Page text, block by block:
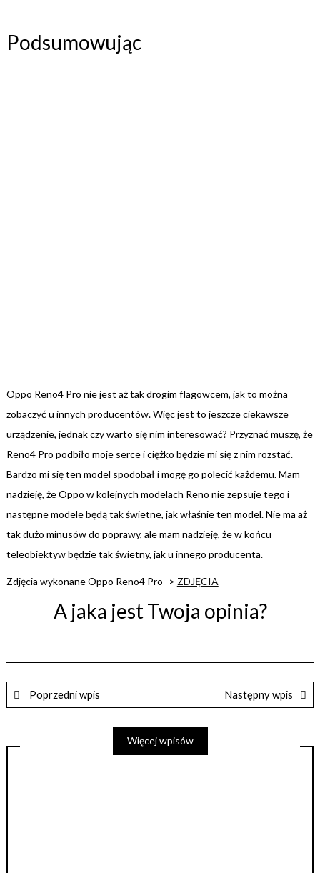
Podsumowując
Oppo Reno4 Pro nie jest aż tak drogim flagowcem, jak to można
zobaczyć u innych producentów. Więc jest to jeszcze ciekawsze
urządzenie, jednak czy warto się nim interesować? Przyznać muszę, że
Reno4 Pro podbiło moje serce i ciężko będzie mi się z nim rozstać.
Bardzo mi się ten model spodobał i mogę go polecić każdemu. Mam
nadzieję, że Oppo w kolejnych modelach Reno nie zepsuje tego i
następne modele będą tak świetne, jak właśnie ten model. Nie ma aż
tak dużo minusów do poprawy, ale mam nadzieję, że w końcu
teleobiektyw będzie tak świetny, jak u innego producenta.
Zdjęcia wykonane Oppo Reno4 Pro -> ZDJĘCIA
A jaka jest Twoja opinia?
Poprzedni wpis Następny wpis
Więcej wpisów